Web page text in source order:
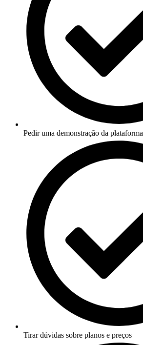
Pedir uma demonstração da plataforma
Tirar dúvidas sobre planos e preços